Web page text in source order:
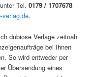
Tel.0179 / 1707678
verlag.de.
dubiose Verlage zeitnah
bei Ihnen
So wird entweder per
Übersendung eines